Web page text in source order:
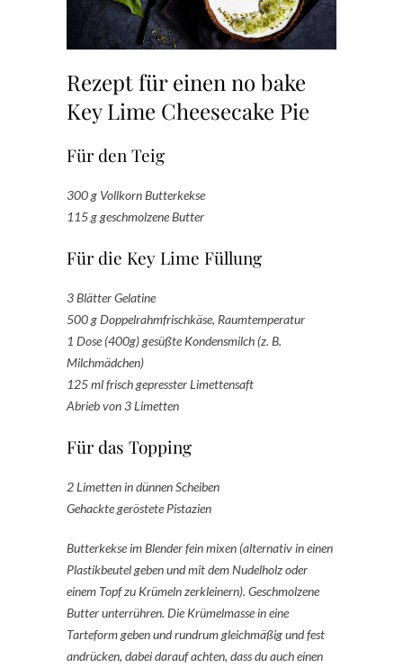
Rezept für einen no bake
Key Lime Cheesecake Pie
Für den Teig
300 g Vollkorn Butterkekse
115 g geschmolzene Butter
Für die Key Lime Füllung
3 Blätter Gelatine
500 g Doppelrahmfrischkäse, Raumtemperatur
1 Dose (400g) gesüßte Kondensmilch (z. B.
Milchmädchen)
125 ml frisch gepresster Limettensaft
Abrieb von 3 Limetten
Für das Topping
2 Limetten in dünnen Scheiben
Gehackte geröstete Pistazien
Butterkekse im Blender fein mixen (alternativ in einen
Plastikbeutel geben und mit dem Nudelholz oder
einem Topf zu Krümeln zerkleinern). Geschmolzene
Butter unterrühren. Die Krümelmasse in eine
Tarteform geben und rundrum gleichmäßig und fest
andrücken, dabei darauf achten, dass du auch einen